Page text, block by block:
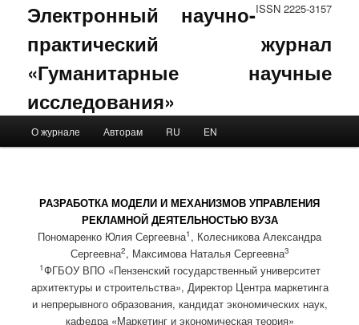
ISSN 2225-3157
Электронный научно-
практический журнал
«Гуманитарные научные
исследования»
Skip to primary content
Skip to secondary content
О журнале Авторам RU EN
РАЗРАБОТКА МОДЕЛИ И МЕХАНИЗМОВ УПРАВЛЕНИЯ
РЕКЛАМНОЙ ДЕЯТЕЛЬНОСТЬЮ ВУЗА
Пономаренко Юлия Сергеевна1 , Колесникова Александра
Сергеевна2, Максимова Наталья Сергеевна3
1ФГБОУ ВПО «Пензенский государственный университет
архитектуры и строительства», Директор Центра маркетинга
и непрерывного образования, кандидат экономических наук,
кафедра «Маркетинг и экономическая теория»